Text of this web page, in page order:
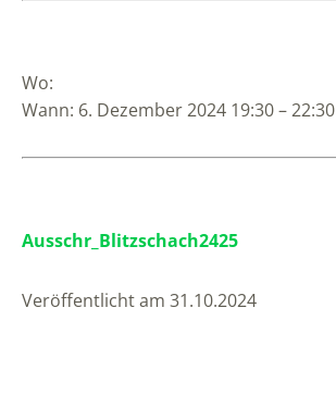
Wo:
Wann: 6. Dezember 2024 19:30 – 22:30
Ausschr_Blitzschach2425
Veröffentlicht am 31.10.2024